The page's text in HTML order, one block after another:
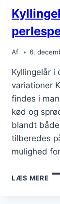
Af 6.
Kyllingelår i
variationer
findes i
kød og
blandt
tilberedes
mulighed
LÆS MEREI